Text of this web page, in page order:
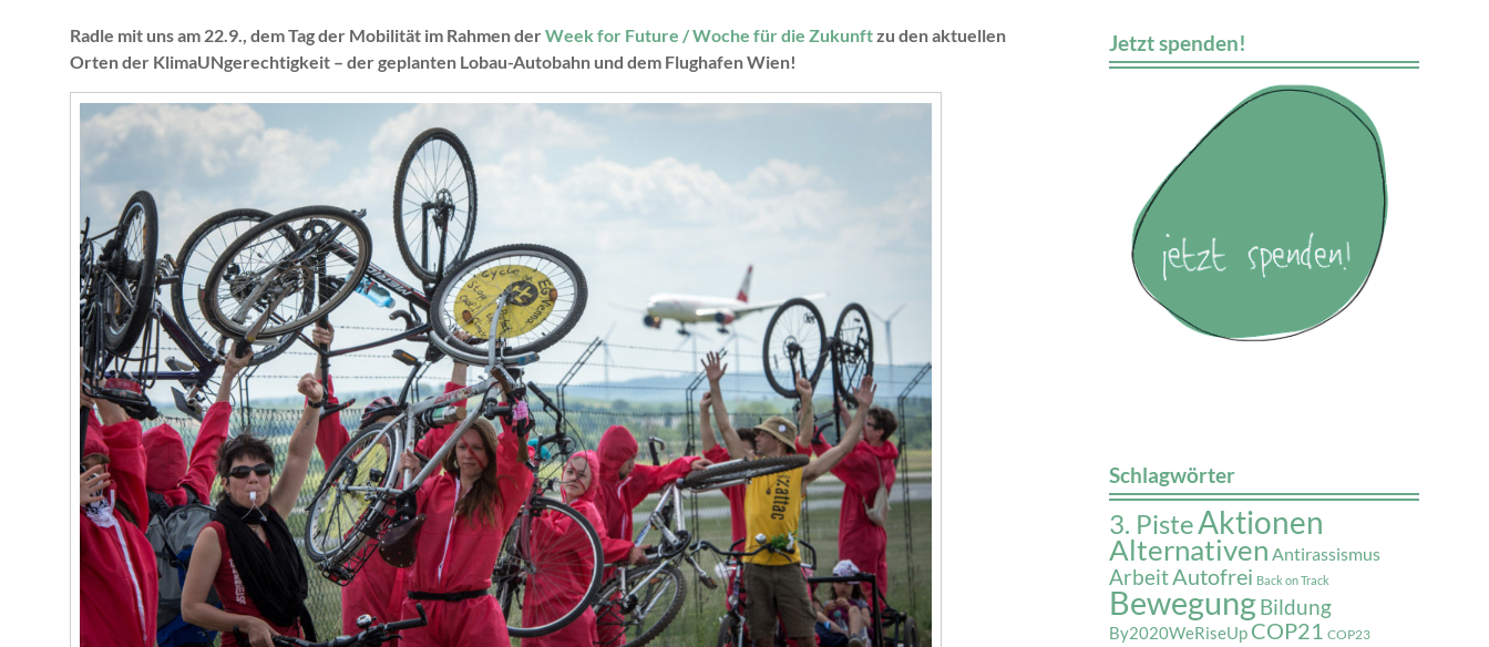
Radle mit uns am 22.9., dem Tag der Mobilität im Rahmen derWeek for Future / Woche für die Zukunftzu den aktuellen
Orten der KlimaUNgerechtigkeit – der geplanten Lobau-Autobahn und dem Flughafen Wien!
Jetzt spenden!
Schlagwörter
3. PisteAktionen
Alternativen Antirassismus
ArbeitAutofrei Back on Track
BewegungBildung
By2020WeRiseUp COP21 COP23